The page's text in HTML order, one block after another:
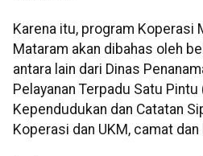
Karena itu, program Koperasi
Mataram akan dibahas oleh
antara lain dari Dinas
Pelayanan Terpadu Satu Pintu
Kependudukan dan Catatan
Koperasi dan UKM, camat dan